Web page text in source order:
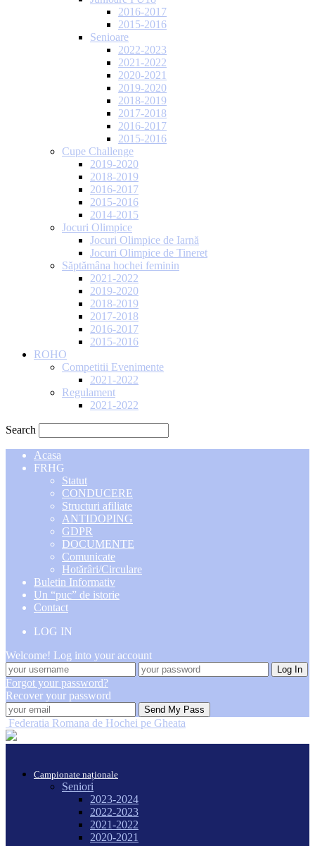
2016-2017
2015-2016
Senioare
2022-2023
2021-2022
2020-2021
2019-2020
2018-2019
2017-2018
2016-2017
2015-2016
Cupe Challenge
2019-2020
2018-2019
2016-2017
2015-2016
2014-2015
Jocuri Olimpice
Jocuri Olimpice de Iarnă
Jocuri Olimpice de Tineret
Săptămâna hochei feminin
2021-2022
2019-2020
2018-2019
2017-2018
2016-2017
2015-2016
ROHO
Competitii Evenimente
2021-2022
Regulament
2021-2022
Search
Acasa
FRHG
Statut
CONDUCERE
Structuri afiliate
ANTIDOPING
GDPR
DOCUMENTE
Comunicate
Hotărâri/Circulare
Buletin Informativ
Un “puc” de istorie
Contact
LOG IN
Welcome! Log into your account
Forgot your password?
Recover your password
Federatia Romana de Hochei pe Gheata
Campionate naționale
Seniori
2023-2024
2022-2023
2021-2022
2020-2021